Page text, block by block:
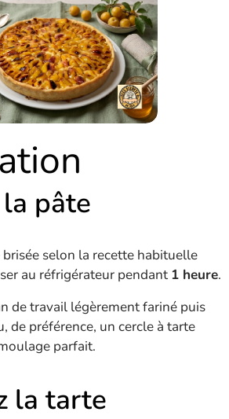
pâte
selon la recette habituelle
au réfrigérateur pendant 1 heure.
de travail légèrement fariné puis
de préférence, un cercle à tarte
parfait.
la tarte